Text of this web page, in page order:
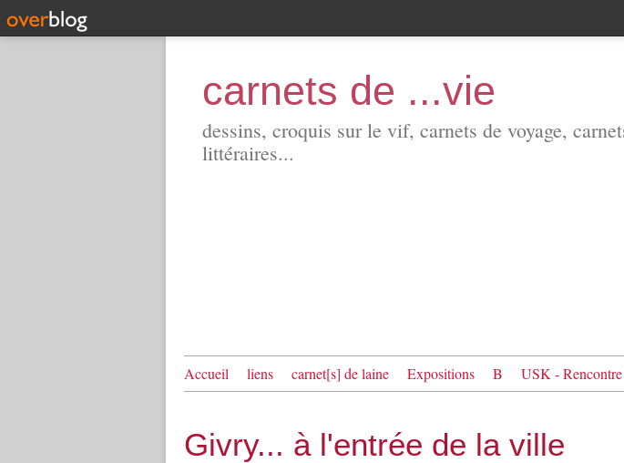
carnets de ...vie
dessins, croquis sur le vif, carnets de voyage,
littéraires...
Accueil liens carnet[s] de laine Expositions B USK -
Givry... à l'entrée de la ville